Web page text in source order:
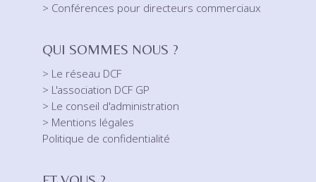
> Conférences pour directeurs commerciaux
QUI SOMMES NOUS ?
> Le réseau DCF
> L'association DCF GP
> Le conseil d'administration
> Mentions légales
Politique de confidentialité